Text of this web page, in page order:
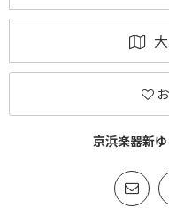
京浜楽器新